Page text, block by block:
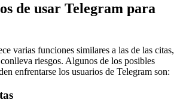
de usar Telegram para
varias funciones similares a las de las citas,
riesgos. Algunos de los posibles
enfrentarse los usuarios de Telegram son: